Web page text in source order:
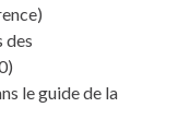
des
le guide de la